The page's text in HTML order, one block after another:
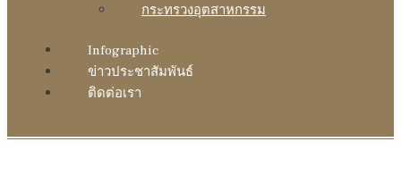
กระทรวงอุตสาหกรรม
Infographic
ข่าวประชาสัมพันธ์
ติดต่อเรา